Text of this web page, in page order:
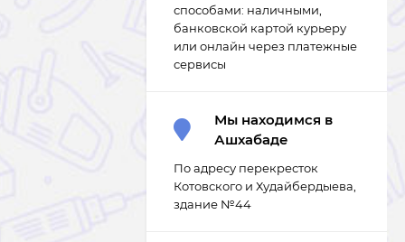
способами: наличными,
банковской картой курьеру
или онлайн через платежные
сервисы
Мы находимся в
Ашхабаде
По адресу перекресток
Котовского и Худайбердыева,
здание №44